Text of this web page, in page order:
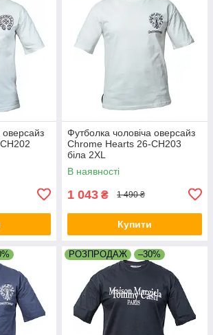
оверсайз
Футболка чоловіча оверсайз
Chrome Hearts 26-CH203
біла 2XL
В наявності
1 043 ₴ 1 490 ₴
Купити
РОЗПРОДАЖ –30%